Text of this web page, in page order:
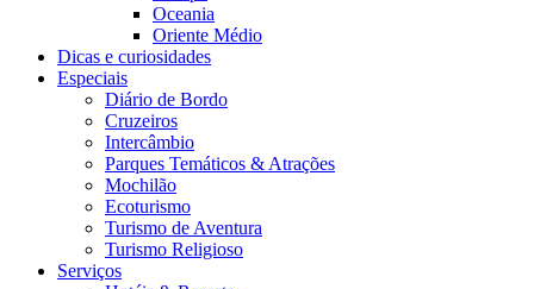
Oceania
Oriente Médio
Dicas e curiosidades
Especiais
Diário de Bordo
Cruzeiros
Intercâmbio
Parques Temáticos & Atrações
Mochilão
Ecoturismo
Turismo de Aventura
Turismo Religioso
Serviços